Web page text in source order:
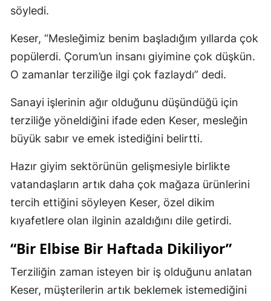
söyledi.
Keser, “Mesleğimiz benim başladığım yıllarda çok
popülerdi. Çorum’un insanı giyimine çok düşkün.
O zamanlar terziliğe ilgi çok fazlaydı” dedi.
Sanayi işlerinin ağır olduğunu düşündüğü için
terziliğe yöneldiğini ifade eden Keser, mesleğin
büyük sabır ve emek istediğini belirtti.
Hazır giyim sektörünün gelişmesiyle birlikte
vatandaşların artık daha çok mağaza ürünlerini
tercih ettiğini söyleyen Keser, özel dikim
kıyafetlere olan ilginin azaldığını dile getirdi.
“Bir Elbise Bir Haftada Dikiliyor”
Terziliğin zaman isteyen bir iş olduğunu anlatan
Keser, müşterilerin artık beklemek istemediğini